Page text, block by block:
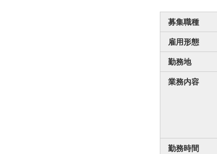
募集職種
雇用形態
勤務地
業務内容
勤務時間